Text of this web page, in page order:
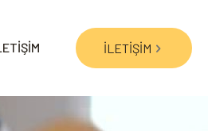
İLETİŞİM